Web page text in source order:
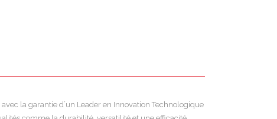
la garantie d´un Leader en Innovation Technologique